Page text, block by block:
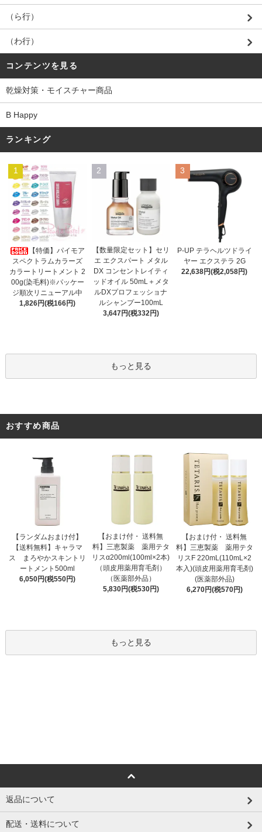
（ら行）
（わ行）
コンテンツを見る
乾燥対策・モイスチャー商品
B Happy
ランキング
1
【特価】パイモア
スペクトラムカラーズ
カラートリートメント 2
00g(染毛料)※パッケー
ジ順次リニューアル中
1,826円(税166円)
2
【数量限定セット】セリ
エ エクスパート メタル
DX コンセントレイティ
ッドオイル 50mL＋メタ
ルDXプロフェッショナ
ルシャンプー100mL
3,647円(税332円)
3
P-UP テラヘルツドライ
ヤー エクステラ 2G
22,638円(税2,058円)
もっと見る
おすすめ商品
【ランダムおまけ付】
【送料無料】キャラマ
ス まろやかスキントリ
ートメント500ml
6,050円(税550円)
【おまけ付・ 送料無
料】三恵製薬 薬用テタ
リスα200ml(100ml×2本)
（頭皮用薬用育毛剤）
（医薬部外品）
5,830円(税530円)
【おまけ付・ 送料無
料】三恵製薬 薬用テタ
リスF 220mL(110mL×2
本入)(頭皮用薬用育毛剤)
(医薬部外品)
6,270円(税570円)
もっと見る
返品について
配送・送料について